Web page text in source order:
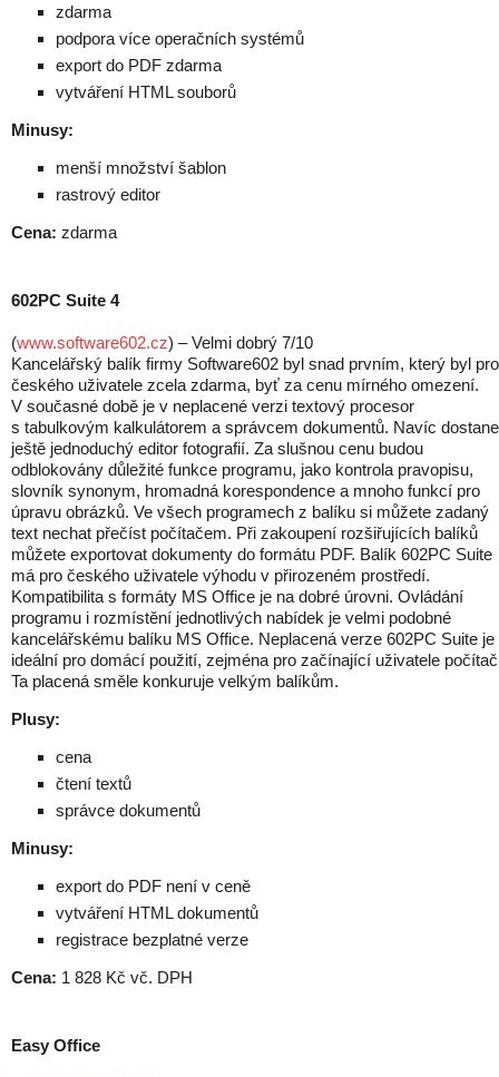
zdarma
podpora více operačních systémů
export do PDF zdarma
vytváření HTML souborů
Minusy:
menší množství šablon
rastrový editor
Cena: zdarma
602PC Suite 4
(www.software602.cz) – Velmi dobrý 7/10
Kancelářský balík firmy Software602 byl snad prvním, který byl pro
českého uživatele zcela zdarma, byť za cenu mírného omezení.
V současné době je v neplacené verzi textový procesor
s tabulkovým kalkulátorem a správcem dokumentů. Navíc
ještě jednoduchý editor fotografií. Za slušnou cenu budou
odblokovány důležité funkce programu, jako kontrola pravopisu,
slovník synonym, hromadná korespondence a mnoho funkcí pro
úpravu obrázků. Ve všech programech z balíku si můžete zadaný
text nechat přečíst počítačem. Při zakoupení rozšiřujících balíků
můžete exportovat dokumenty do formátu PDF. Balík 602PC Suite
má pro českého uživatele výhodu v přirozeném prostředí.
Kompatibilita s formáty MS Office je na dobré úrovni. Ovládání
programu i rozmístění jednotlivých nabídek je velmi podobné
kancelářskému balíku MS Office. Neplacená verze 602PC Suite je
ideální pro domácí použití, zejména pro začínající uživatele
Ta placená směle konkuruje velkým balíkům.
Plusy:
cena
čtení textů
správce dokumentů
Minusy:
export do PDF není v ceně
vytváření HTML dokumentů
registrace bezplatné verze
Cena: 1 828 Kč vč. DPH
Easy Office